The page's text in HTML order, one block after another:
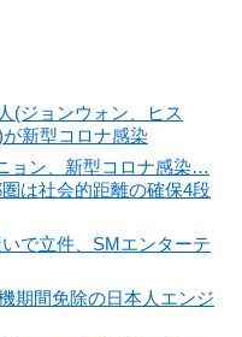
(ジョンウォン、ヒス
新型コロナ感染
ョン、新型コロナ感染…
は社会的距離の確保4段
で立件、SMエンターテ
期間免除の日本人エンジ